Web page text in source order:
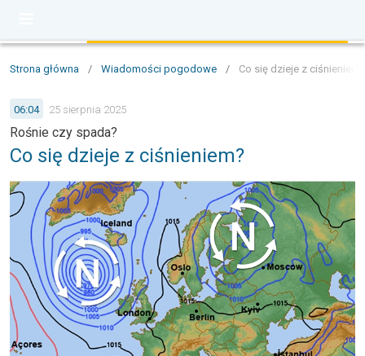
Strona główna / Wiadomości pogodowe / Co się dzieje z ciśnieniem?
06:04 25 sierpnia 2025
Rośnie czy spada?
Co się dzieje z ciśnieniem?